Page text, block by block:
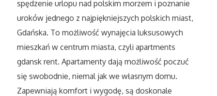
Wyposażenie Wnętrz
Wyposażenie Łazienki
Odzież
Sport
spędzenie urlopu nad polskim morzem i poznanie
uroków jednego z najpiękniejszych polskich miast,
Gdańska. To możliwość wynajęcia luksusowych
mieszkań w centrum miasta, czyli apartments
gdansk rent. Apartamenty dają możliwość poczuć
się swobodnie, niemal jak we własnym domu.
Zapewniają komfort i wygodę, są doskonale